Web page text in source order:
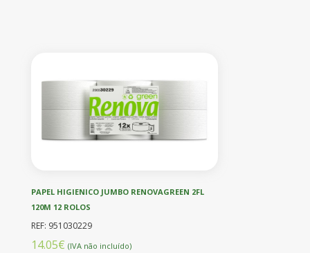
PAPEL HIGIENICO JUMBO RENOVAGREEN 2FL
120M 12 ROLOS
REF: 951030229
14.05€ (IVA não incluído)